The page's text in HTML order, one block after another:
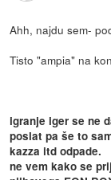
Ahh, najdu sem-
Tisto "ampia" na
igranje iger se ne
poslat pa še to
kazza itd odpade.
ne vem kako se